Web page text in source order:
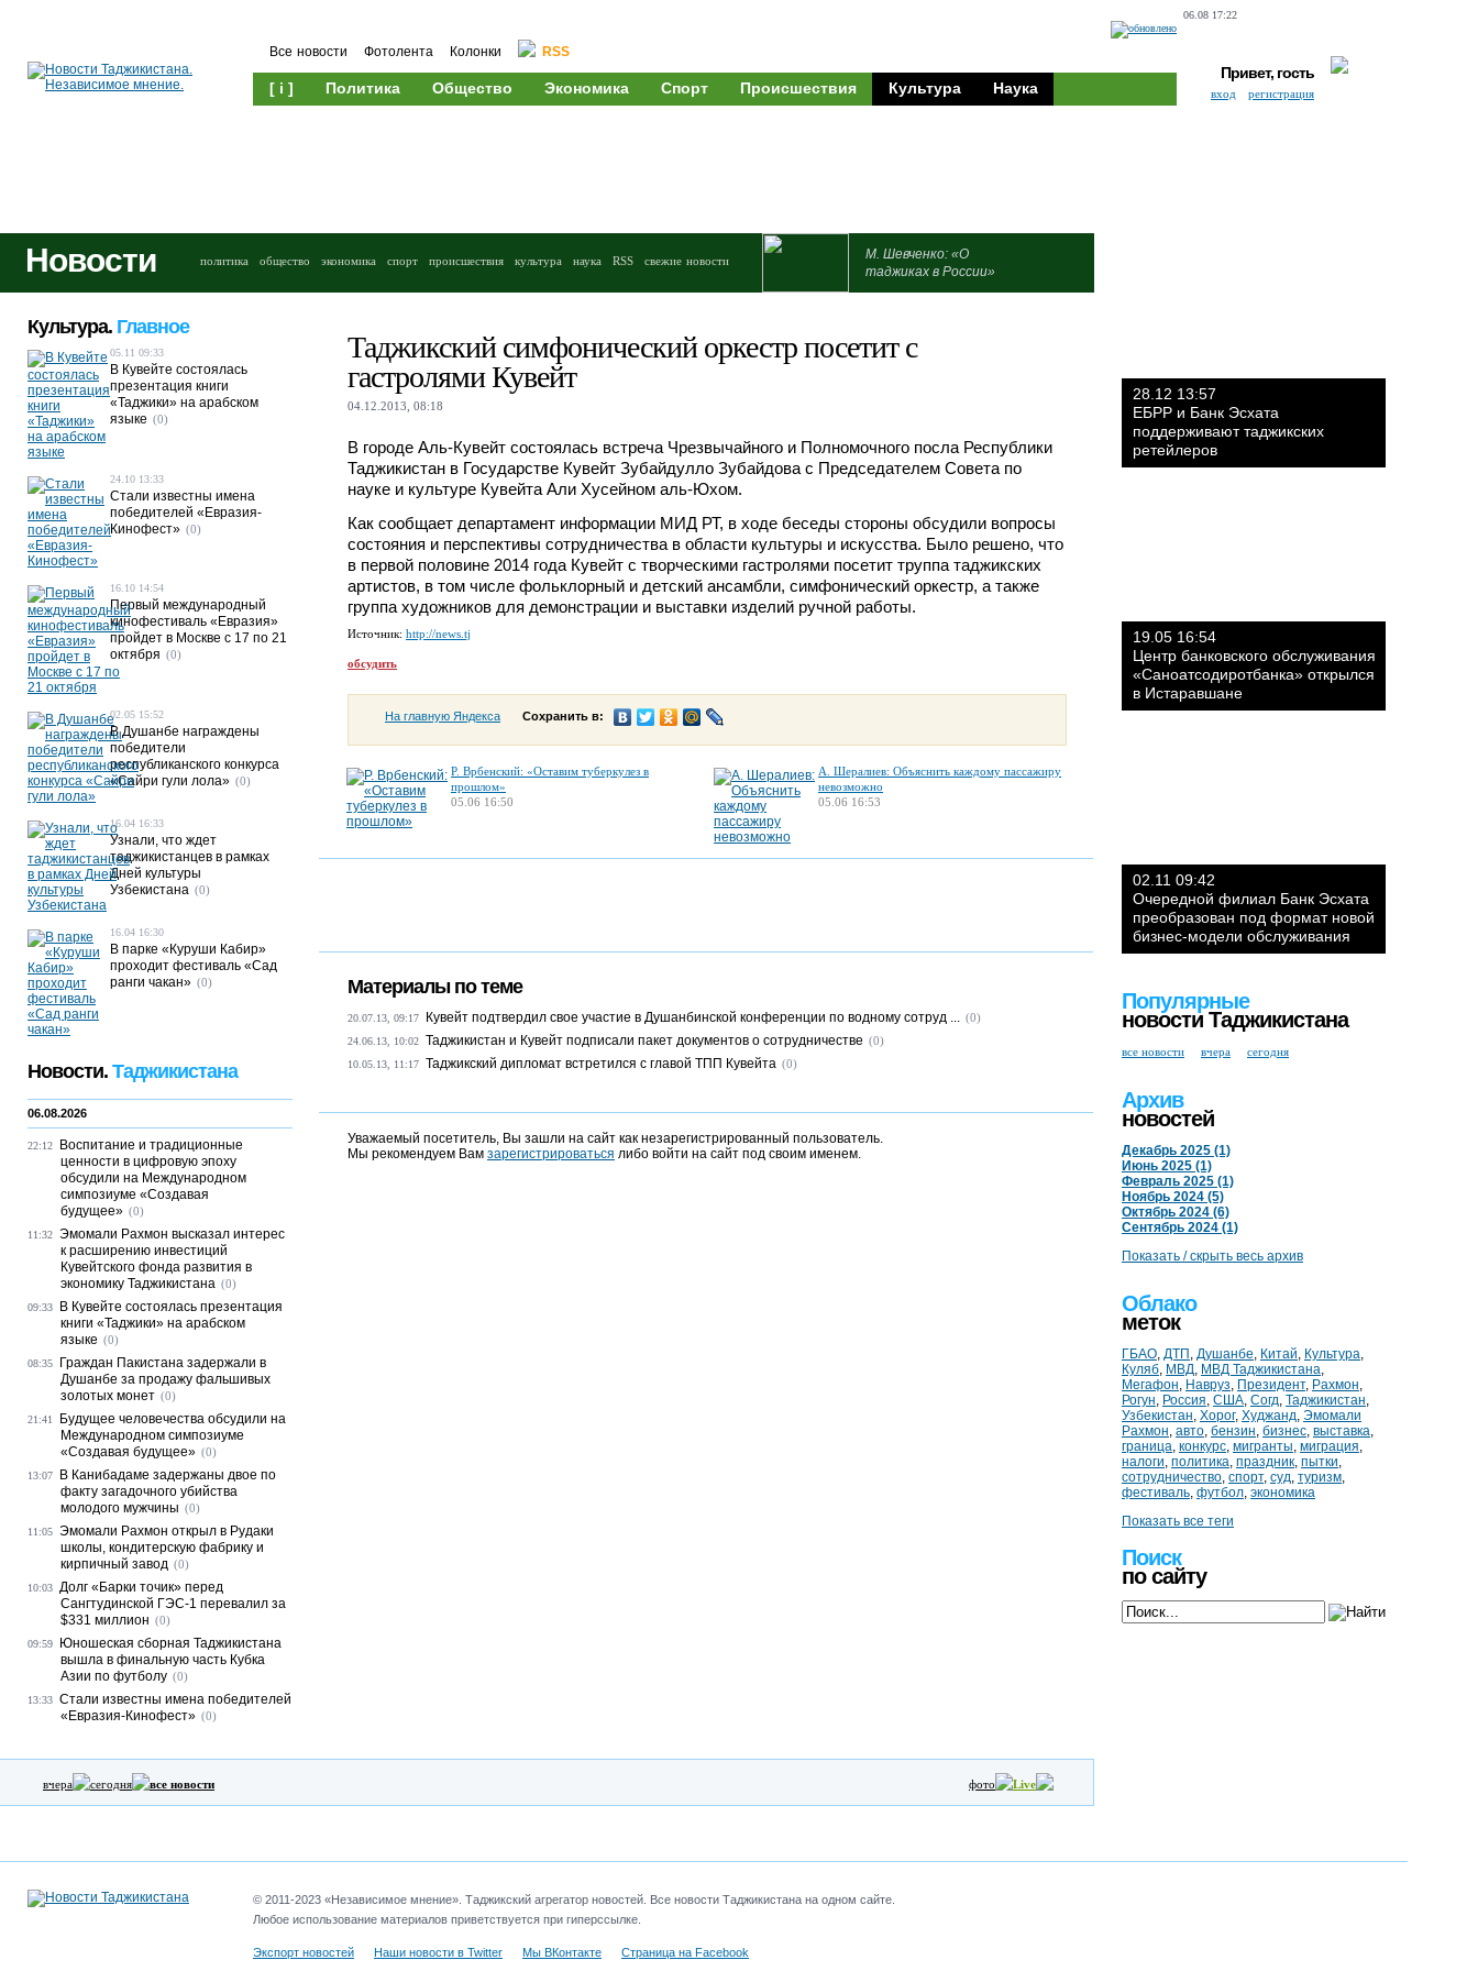
06.08 17:22
Все новости Фотолента Колонки RSS
[ i ] Политика Общество Экономика Спорт Происшествия Культура Наука
Привет, гость
вход регистрация
Новости политика общество экономика спорт происшествия культура наука RSS свежие новости
М. Шевченко: «О
таджиках в России»
Таджикский симфонический оркестр посетит с
гастролями Кувейт
04.12.2013, 08:18
В городе Аль-Кувейт состоялась встреча Чрезвычайного и Полномочного посла Республики
Таджикистан в Государстве Кувейт Зубайдулло Зубайдова с Председателем Совета по
науке и культуре Кувейта Али Хусейном аль-Юхом.
Как сообщает департамент информации МИД РТ, в ходе беседы стороны обсудили вопросы
состояния и перспективы сотрудничества в области культуры и искусства. Было решено, что
в первой половине 2014 года Кувейт с творческими гастролями посетит труппа таджикских
артистов, в том числе фольклорный и детский ансамбли, симфонический оркестр, а также
группа художников для демонстрации и выставки изделий ручной работы.
Источник: http://news.tj
обсудить
На главную Яндекса Сохранить в:
Р. Врбенский: «Оставим туберкулез в
прошлом»
05.06 16:50
А. Шералиев: Объяснить каждому пассажиру
невозможно
05.06 16:53
Материалы по теме
20.07.13, 09:17 Кувейт подтвердил свое участие в Душанбинской конференции по водному сотруд ... (0)
24.06.13, 10:02 Таджикистан и Кувейт подписали пакет документов о сотрудничестве (0)
10.05.13, 11:17 Таджикский дипломат встретился с главой ТПП Кувейта (0)
Уважаемый посетитель, Вы зашли на сайт как незарегистрированный пользователь.
Мы рекомендуем Вам зарегистрироваться либо войти на сайт под своим именем.
Культура. Главное
05.11 09:33
В Кувейте состоялась
презентация книги
«Таджики» на арабском
языке (0)
24.10 13:33
Стали известны имена
победителей «Евразия-
Кинофест» (0)
16.10 14:54
Первый международный
кинофестиваль «Евразия»
пройдет в Москве с 17 по 21
октября (0)
02.05 15:52
В Душанбе награждены
победители
республиканского конкурса
«Сайри гули лола» (0)
16.04 16:33
Узнали, что ждет
таджикистанцев в рамках
Дней культуры
Узбекистана (0)
16.04 16:30
В парке «Куруши Кабир»
проходит фестиваль «Сад
ранги чакан» (0)
Новости. Таджикистана
06.08.2026
22:12
Воспитание и традиционные
ценности в цифровую эпоху
обсудили на Международном
симпозиуме «Создавая
будущее» (0)
11:32 Эмомали Рахмон высказал интерес
к расширению инвестиций
Кувейтского фонда развития в
экономику Таджикистана (0)
09:33
В Кувейте состоялась презентация
книги «Таджики» на арабском
языке (0)
08:35
Граждан Пакистана задержали в
Душанбе за продажу фальшивых
золотых монет (0)
21:41
Будущее человечества обсудили на
Международном симпозиуме
«Создавая будущее» (0)
13:07
В Канибадаме задержаны двое по
факту загадочного убийства
молодого мужчины (0)
11:05 Эмомали Рахмон открыл в Рудаки
школы, кондитерскую фабрику и
кирпичный завод (0)
10:03 Долг «Барки точик» перед
Сангтудинской ГЭС-1 перевалил за
$331 миллион (0)
09:59
Юношеская сборная Таджикистана
вышла в финальную часть Кубка
Азии по футболу (0)
13:33 Стали известны имена победителей
«Евразия-Кинофест» (0)
вчера сегодня все новости фото Live
28.12 13:57
ЕБРР и Банк Эсхата
поддерживают таджикских
ретейлеров
19.05 16:54
Центр банковского обслуживания
«Саноатсодиротбанка» открылся
в Истаравшане
02.11 09:42
Очередной филиал Банк Эсхата
преобразован под формат новой
бизнес-модели обслуживания
Популярные
новости Таджикистана
все новости вчера сегодня
Архив
новостей
Декабрь 2025 (1)
Июнь 2025 (1)
Февраль 2025 (1)
Ноябрь 2024 (5)
Октябрь 2024 (6)
Сентябрь 2024 (1)
Показать / скрыть весь архив
Облако
меток
ГБАО, ДТП , Душанбе, Китай, Культура,
Куляб, МВД, МВД Таджикистана,
Мегафон, Навруз, Президент, Рахмон,
Рогун, Россия, США, Согд, Таджикистан,
Узбекистан, Хорог, Худжанд, Эмомали
Рахмон, авто, бензин, бизнес, выставка,
граница, конкурс, мигранты, миграция,
налоги, политика, праздник, пытки,
сотрудничество, спорт, суд, туризм,
фестиваль, футбол, экономика
Показать все теги
Поиск
по сайту
© 2011-2023 «Независимое мнение». Таджикский агрегатор новостей. Все новости Таджикистана на одном сайте.
Любое использование материалов приветствуется при гиперссылке.
Экспорт новостей Наши новости в Twitter Мы ВКонтакте Страница на Facebook